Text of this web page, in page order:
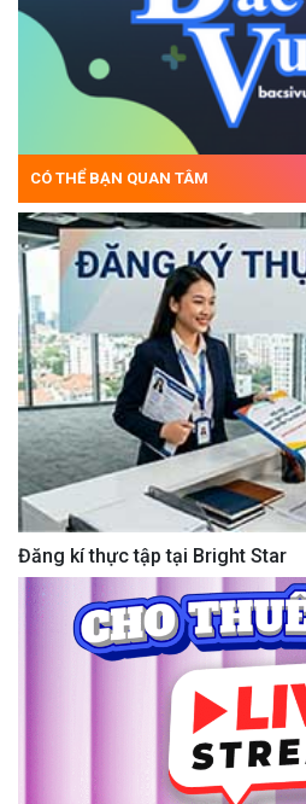
CÓ THỂ BẠN QUAN TÂM
Đăng kí thực tập tại Bright Star